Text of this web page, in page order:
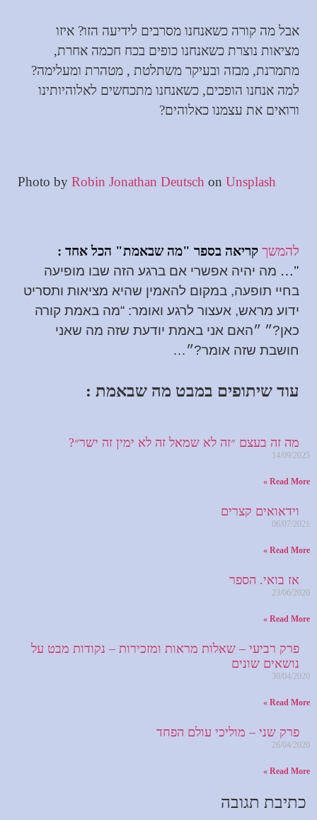
אבל מה קורה כשאנחנו מסרבים לידיעה הזו? איזו
מציאות נוצרת כשאנחנו כופים בכח חכמה אחרת,
מתמרנת, מבזה ובעיקר משתלטת , מטהרת ומעלימה?
למה אנחנו הופכים, כשאנחנו מתכחשים לאלוהיותינו
ורואים את עצמנו כאלוהים?
Photo by Robin Jonathan Deutsch on Unsplash
להמשך קריאה בספר "מה שבאמת" הכל אחד :
"… מה יהיה אפשרי אם ברגע הזה שבו מופיעה
בחיי תופעה, במקום להאמין שהיא מציאות ותסריט
ידוע מראש, אעצור לרגע ואומר: “מה באמת קורה
כאן?״ ״האם אני באמת יודעת שזה מה שאני
חושבת שזה אומר?״…
עוד שיתופים במבט מה שבאמת :
מה זה בעצם ״זה לא שמאל זה לא ימין זה ישר״?
14/09/2025
Read More »
וידאואים קצרים
06/07/2021
Read More »
אז בואי. הספר
23/06/2020
Read More »
פרק רביעי – שאלות מראות ומזכירות – נקודות מבט על
נושאים שונים
30/04/2020
Read More »
פרק שני – מוליכי עולם הפחד
26/04/2020
Read More »
כתיבת תגובה